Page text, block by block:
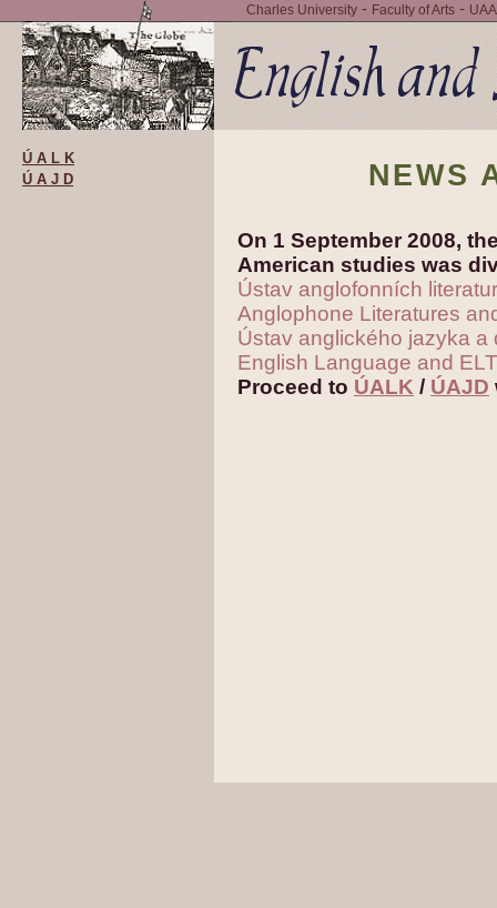
Charles University - Faculty of Arts - UAA
Ú A L K
Ú A J D
NEWS
On 1 September 2008,
American studies was
Ústav anglofonních
Anglophone Literatures
Ústav anglického jazyka a
English Language and
Proceed to ÚALK / ÚAJD